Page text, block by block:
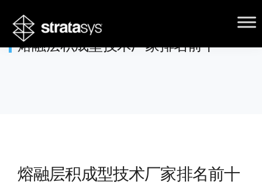
熔融层积成型技术厂家排名前十
熔融层积成型技术厂家排名前十